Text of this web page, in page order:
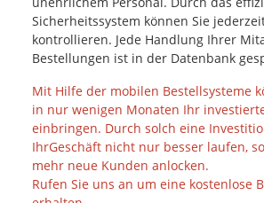
Sicherheitssystem können Sie
kontrollieren. Jede Handlung Ihrer
Bestellungen ist in der Datenbank
Mit Hilfe der mobilen Bestellsysteme
in nur wenigen Monaten Ihr
einbringen. Durch solch eine
IhrGeschäft nicht nur besser laufen,
mehr neue Kunden anlocken.
Rufen Sie uns an um eine kostenlose